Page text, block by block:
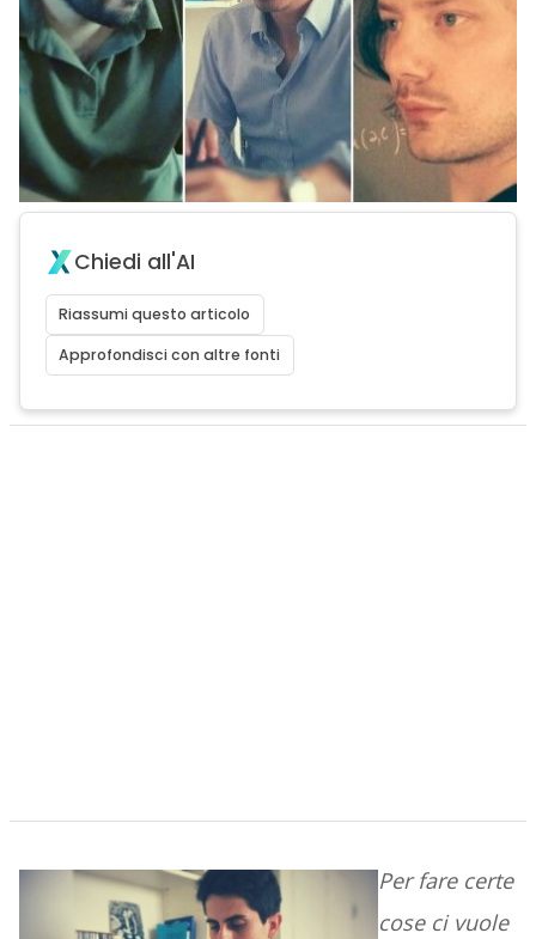
Chiedi all'AI
Riassumi questo articolo
Approfondisci con altre fonti
Per fare certe
cose ci vuole